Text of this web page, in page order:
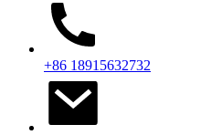
+86 18915632732